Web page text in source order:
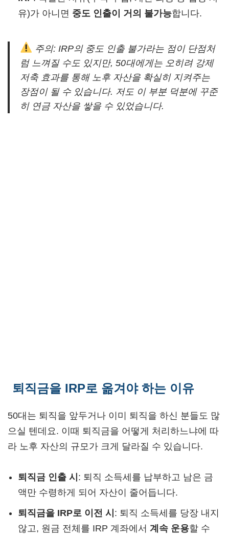
유)가 아니면 중도 인출이 거의 불가능합니다.
주의: IRP의 중도 인출 불가라는 점이 단점처
럼 느껴질 수도 있지만, 50대에게는 오히려 강제
저축 효과를 통해 노후 자산을 확실히 지켜주는
장점이 될 수 있습니다. 저도 이 부분 덕분에 꾸준
히 연금 자산을 쌓을 수 있었습니다.
퇴직금을 IRP로 옮겨야 하는 이유
50대는 퇴직을 앞두거나 이미 퇴직을 하신 분들도 많
으실 텐데요. 이때 퇴직금을 어떻게 처리하느냐에 따
라 노후 자산의 규모가 크게 달라질 수 있습니다.
퇴직금 인출 시 : 퇴직 소득세를 납부하고 남은 금
액만 수령하게 되어 자산이 줄어듭니다.
퇴직금을 IRP로 이전 시 : 퇴직 소득세를 당장 내지
않고, 원금 전체를 IRP 계좌에서 계속 운용할 수